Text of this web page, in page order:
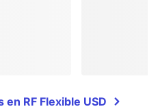
RF Flexible USD